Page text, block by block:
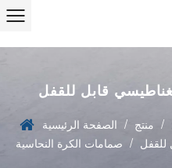
قابل للقفل
الصفحة الرئيسية / منتج /
صمامات الكرة النحاسية
/